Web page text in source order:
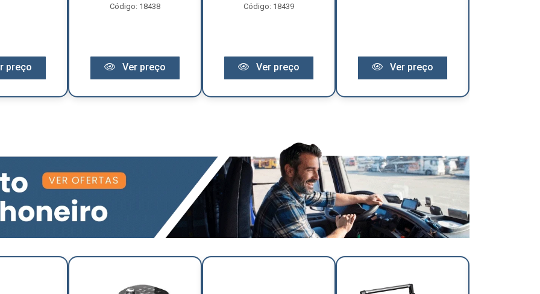
preço
Código: 18438
Ver preço
Código: 18439
Ver preço Ver preço